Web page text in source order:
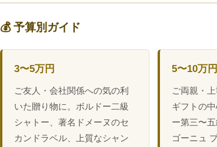
💰 予算別ガイド
3〜5万円
ご友人・会社関係への気の利
いた贈り物に。ボルドー二級
シャトー、著名ドメーヌのセ
カンドラベル、上質なシャン
5〜10万円
ご両親・
ギフトの
ー第三〜
ゴーニュ